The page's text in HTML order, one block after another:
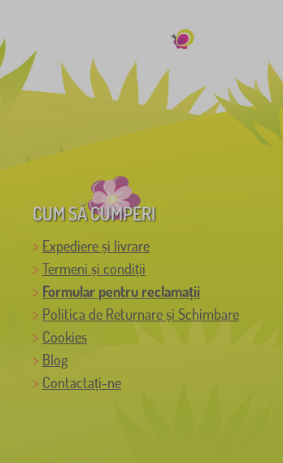
CUM SĂ CUMPERI
Expediere și livrare
Termeni și condiții
Formular pentru reclamații
Politica de Returnare și Schimbare
Cookies
Blog
Contactați-ne